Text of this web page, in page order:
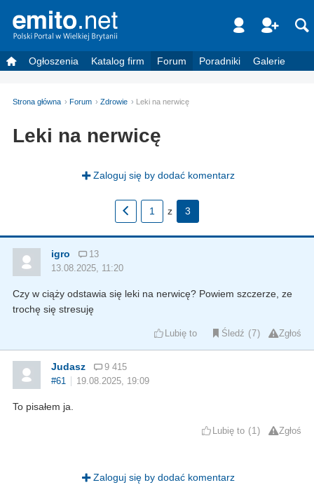
Ogłoszenia Katalog firm Forum Poradniki Galerie
Strona główna Forum Zdrowie Leki na nerwicę
Leki na nerwicę
Zaloguj się by dodać komentarz
1 z 3
igro
13
13.08.2025, 11:20
Czy w ciąży odstawia się leki na nerwicę? Powiem szczerze, ze
trochę się stresuję
Lubię to Śledź 7 Zgłoś
Judasz
9 415
#61
19.08.2025, 19:09
To pisałem ja.
Lubię to 1 Zgłoś
Zaloguj się by dodać komentarz